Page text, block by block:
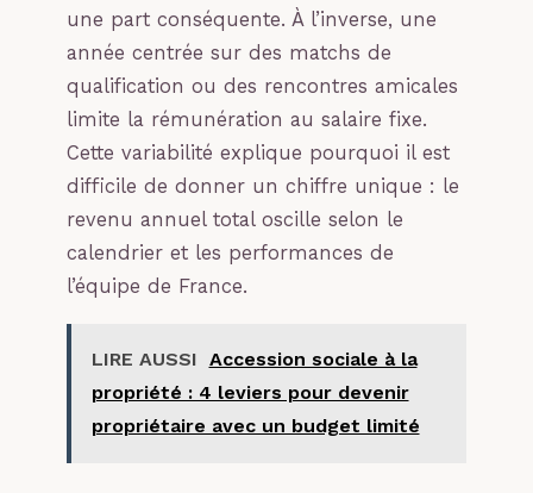
une part conséquente. À l’inverse, une
année centrée sur des matchs de
qualification ou des rencontres amicales
limite la rémunération au salaire fixe.
Cette variabilité explique pourquoi il est
difficile de donner un chiffre unique : le
revenu annuel total oscille selon le
calendrier et les performances de
l’équipe de France.
LIRE AUSSI Accession sociale à la
propriété : 4 leviers pour devenir
propriétaire avec un budget limité